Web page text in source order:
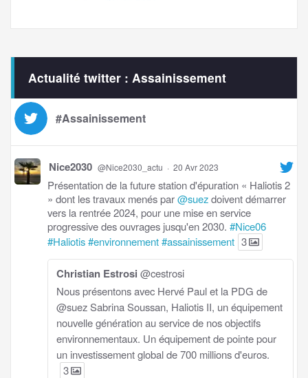
Actualité twitter : Assainissement
#Assainissement
Nice2030 @Nice2030_actu · 20 Avr 2023
Présentation de la future station d'épuration « Haliotis 2
» dont les travaux menés par@suezdoivent démarrer
vers la rentrée 2024, pour une mise en service
progressive des ouvrages jusqu'en 2030. #Nice06
#Haliotis#environnement#assainissement 3
Christian Estrosi @cestrosi
Nous présentons avec Hervé Paul et la PDG de
@suez Sabrina Soussan, Haliotis II, un équipement
nouvelle génération au service de nos objectifs
environnementaux. Un équipement de pointe pour
un investissement global de 700 millions d'euros.
3